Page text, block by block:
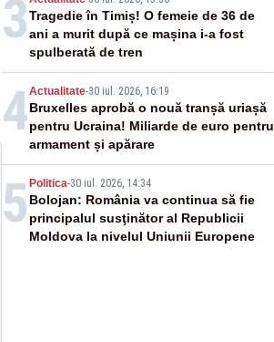
3Tragedie în Timiș! O femeie de 36 de
ani a murit după ce mașina i-a fost
spulberată de tren
4Actualitate-30 iul. 2026, 16:19
Bruxelles aprobă o nouă tranșă uriașă
pentru Ucraina! Miliarde de euro pentru
armament și apărare
5 Politica-30 iul. 2026, 14:34
Bolojan: România va continua să fie
principalul susţinător al Republicii
Moldova la nivelul Uniunii Europene